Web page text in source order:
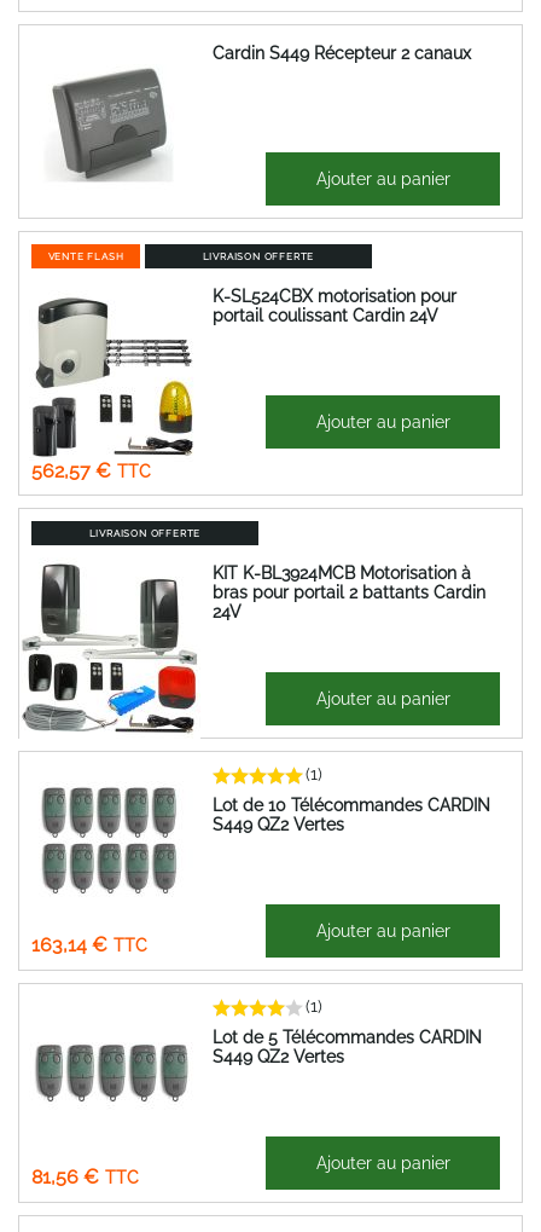
Cardin S449 Récepteur 2 canaux
89,92 € Ajouter au panier
VENTE FLASH LIVRAISON OFFERTE
K-SL524CBX motorisation pour
portail coulissant Cardin 24V
Prix
Spécial
562,57 €
468,81 €
1 431,78 € Ajouter au panier
LIVRAISON OFFERTE
KIT K-BL3924MCB Motorisation à
bras pour portail 2 battants Cardin
24V
1 407,18 €
1 172,65 € Ajouter au panier
Lot de 10 Télécommandes CARDIN
S449 QZ2 Vertes
(1)
163,14 €
Ajouter au panier
Lot de 5 Télécommandes CARDIN
S449 QZ2 Vertes
(1)
81,56 €
Ajouter au panier